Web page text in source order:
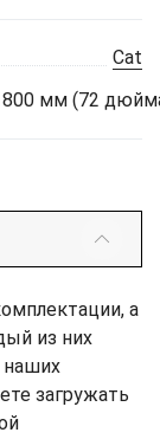
Cat
мм (72
а
из них
наших
загружать